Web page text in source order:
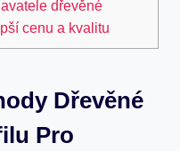
dřevěné
cenu a kvalitu
Dřevěné
Pro